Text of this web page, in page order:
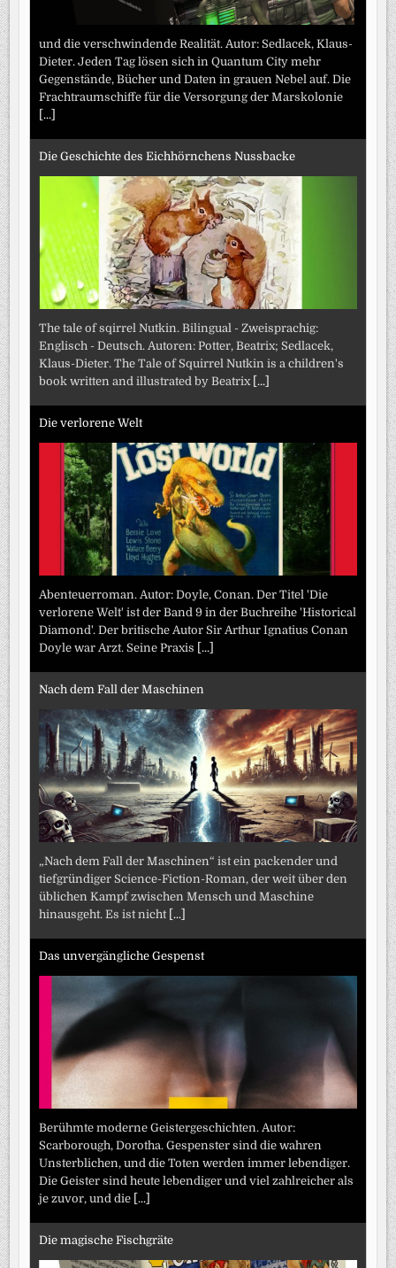
und die verschwindende Realität. Autor: Sedlacek, Klaus-
Dieter. Jeden Tag lösen sich in Quantum City mehr
Gegenstände, Bücher und Daten in grauen Nebel auf. Die
Frachtraumschiffe für die Versorgung der Marskolonie
[...]
Die Geschichte des Eichhörnchens Nussbacke
The tale of sqirrel Nutkin. Bilingual - Zweisprachig:
Englisch - Deutsch. Autoren: Potter, Beatrix; Sedlacek,
Klaus-Dieter. The Tale of Squirrel Nutkin is a children's
book written and illustrated by Beatrix [...]
Die verlorene Welt
Abenteuerroman. Autor: Doyle, Conan. Der Titel 'Die
verlorene Welt' ist der Band 9 in der Buchreihe 'Historical
Diamond'. Der britische Autor Sir Arthur Ignatius Conan
Doyle war Arzt. Seine Praxis [...]
Nach dem Fall der Maschinen
„Nach dem Fall der Maschinen“ ist ein packender und
tiefgründiger Science-Fiction-Roman, der weit über den
üblichen Kampf zwischen Mensch und Maschine
hinausgeht. Es ist nicht [...]
Das unvergängliche Gespenst
Berühmte moderne Geistergeschichten. Autor:
Scarborough, Dorotha. Gespenster sind die wahren
Unsterblichen, und die Toten werden immer lebendiger.
Die Geister sind heute lebendiger und viel zahlreicher als
je zuvor, und die [...]
Die magische Fischgräte